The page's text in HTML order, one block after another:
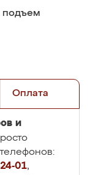
подъем
Оплата
и
01,